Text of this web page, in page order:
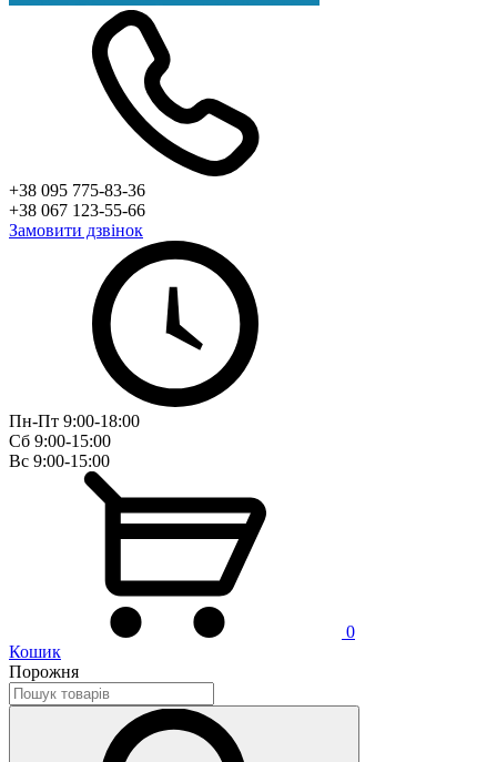
+38 095 775-83-36
+38 067 123-55-66
Замовити дзвінок
Пн-Пт 9:00-18:00
Сб 9:00-15:00
Вс 9:00-15:00
0
Кошик
Порожня